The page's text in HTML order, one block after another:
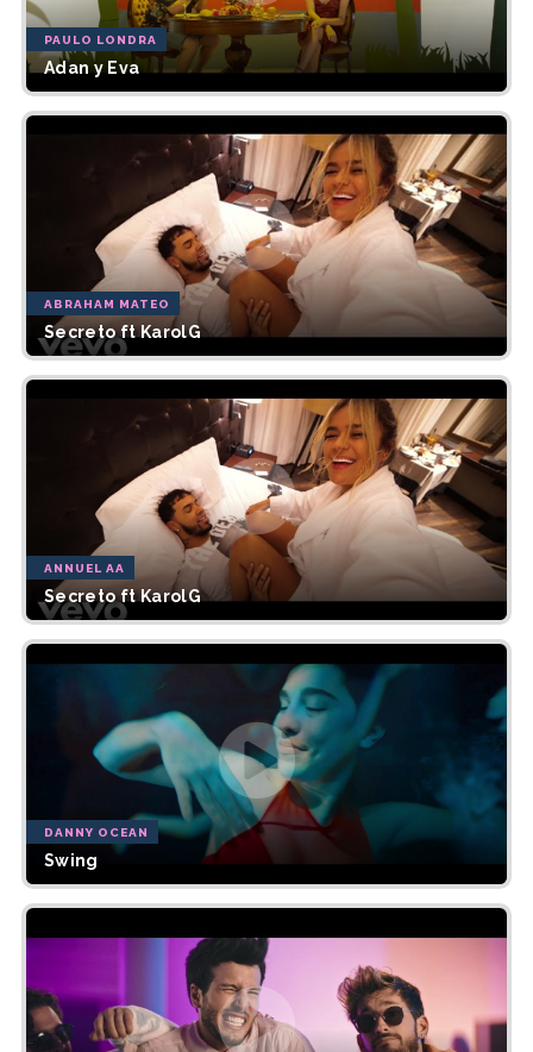
PAULO LONDRA
Adan y Eva
ABRAHAM MATEO
Secreto ft KarolG
ANNUEL AA
Secreto ft KarolG
DANNY OCEAN
Swing